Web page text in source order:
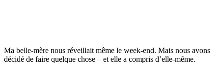
Ma belle-mère nous réveillait même le week-end. Mais nous avons
décidé de faire quelque chose – et elle a compris d’elle-même.